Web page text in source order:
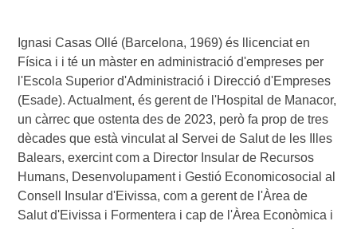
Ignasi Casas Ollé (Barcelona, 1969) és llicenciat en
Física i i té un màster en administració d'empreses per
l'Escola Superior d'Administració i Direcció d'Empreses
(Esade). Actualment, és gerent de l'Hospital de Manacor,
un càrrec que ostenta des de 2023, però fa prop de tres
dècades que està vinculat al Servei de Salut de les Illes
Balears, exercint com a Director Insular de Recursos
Humans, Desenvolupament i Gestió Economicosocial al
Consell Insular d'Eivissa, com a gerent de l'Àrea de
Salut d'Eivissa i Formentera i cap de l'Àrea Econòmica i